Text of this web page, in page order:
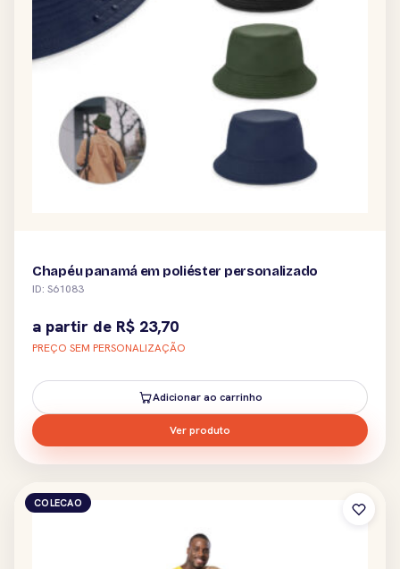
Chapéu panamá em poliéster personalizado
ID: S61083
a partir de R$ 23,70
PREÇO SEM PERSONALIZAÇÃO
Adicionar ao carrinho
Ver produto
COLECAO